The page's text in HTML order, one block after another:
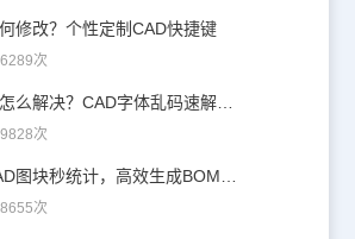
修改？个性定制CAD快捷键
次
CAD字体乱码怎么解决？CAD字体乱码速解指南
次
次